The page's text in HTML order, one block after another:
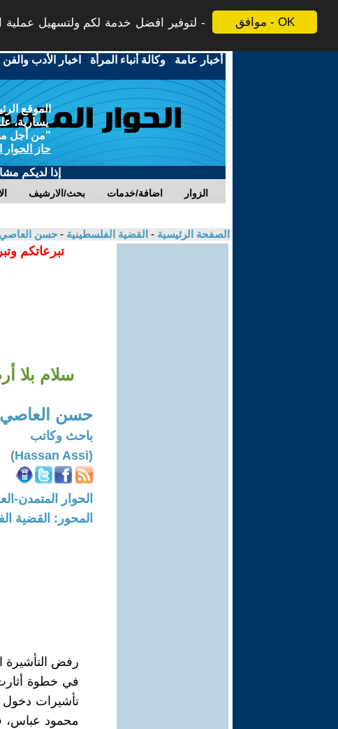
موافق - OK
لتوفير افضل خدمة لكم ولتسهيل عملية
أخبار عامة -وكالة أنباء المرأة - اخبار الأدب والفن
الموقع
يسارية،
"من أجل
حاز
إذا لديكم
بحث/الارشيف اضافة/خدمات الزوار
الصفحة الرئيسية - القضية الفلسطينية - حسن العاصي
تبرعاتكم
سلام بلا
حسن العاصي
باحث وكاتب
(Hassan Assi)
الحوار المتمدن-العدد: 8452 - 2025 / 9 /
المحور: القضية
رفض التأشيرة
في خطوة أثارت
تأشيرات دخول
محمود عباس،